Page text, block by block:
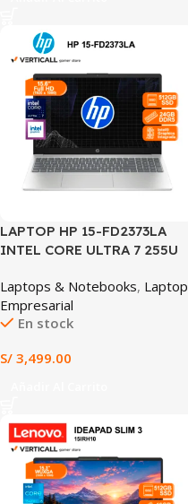
LAPTOP HP 15-FD2373LA
INTEL CORE ULTRA 7 255U
INTEL GRAPHICS 15.6″ FHD
WIN 11 PLATEADO (15-
FD2373LA)
Laptops & Notebooks, Laptop
Empresarial
En stock
S/ 3,499.00